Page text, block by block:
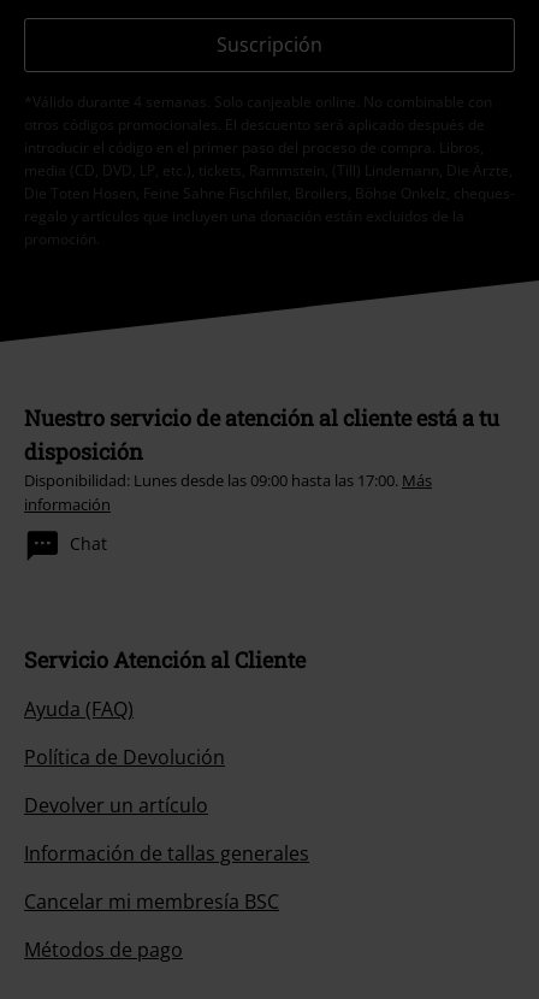
Suscripción
*Válido durante 4 semanas. Solo canjeable online. No combinable con
otros códigos promocionales. El descuento será aplicado después de
introducir el código en el primer paso del proceso de compra. Libros,
media (CD, DVD, LP, etc.), tickets, Rammstein, (Till) Lindemann, Die Ärzte,
Die Toten Hosen, Feine Sahne Fischfilet, Broilers, Böhse Onkelz, cheques-
regalo y artículos que incluyen una donación están excluidos de la
promoción.
Nuestro servicio de atención al cliente está a tu
disposición
Disponibilidad: Lunes desde las 09:00 hasta las 17:00. Más
información
Chat
Servicio Atención al Cliente
Ayuda (FAQ)
Política de Devolución
Devolver un artículo
Información de tallas generales
Cancelar mi membresía BSC
Métodos de pago